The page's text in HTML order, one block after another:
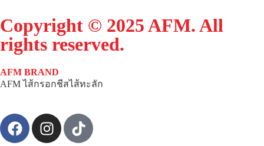
Copyright © 2025 AFM. All
rights reserved.
AFM BRAND
AFM ไส้กรอกชีสไส้ทะลัก